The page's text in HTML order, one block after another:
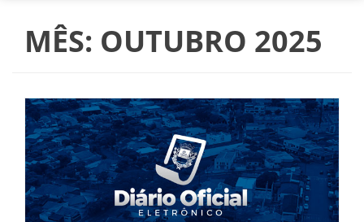
conteúdo
MÊS: OUTUBRO 2025